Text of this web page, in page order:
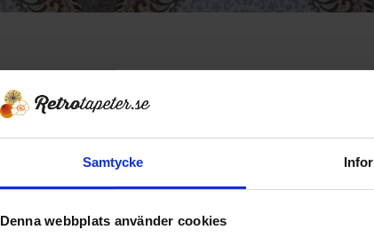
Samtycke
Denna webbplats använder cookies